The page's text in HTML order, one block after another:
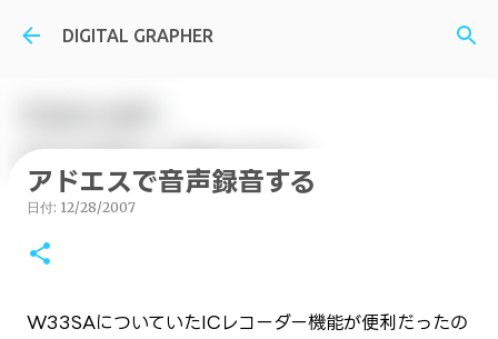
スキップしてメイン コンテンツに移動
DIGITAL GRAPHER
アドエスで音声録音する
日付: 12/28/2007
W33SAについていたICレコーダー機能が便利だったの